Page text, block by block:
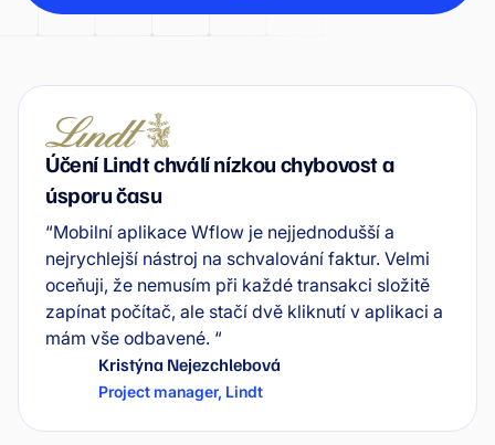
Účení Lindt chválí nízkou chybovost a
úsporu času
“Mobilní aplikace Wflow je nejjednodušší a
nejrychlejší nástroj na schvalování faktur. Velmi
oceňuji, že nemusím při každé transakci složitě
zapínat počítač, ale stačí dvě kliknutí v aplikaci a
mám vše odbavené. “
Kristýna Nejezchlebová
Project manager, Lindt